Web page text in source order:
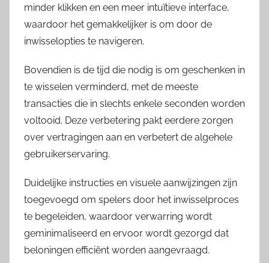
minder klikken en een meer intuïtieve interface,
waardoor het gemakkelijker is om door de
inwisselopties te navigeren.
Bovendien is de tijd die nodig is om geschenken in
te wisselen verminderd, met de meeste
transacties die in slechts enkele seconden worden
voltooid. Deze verbetering pakt eerdere zorgen
over vertragingen aan en verbetert de algehele
gebruikerservaring.
Duidelijke instructies en visuele aanwijzingen zijn
toegevoegd om spelers door het inwisselproces
te begeleiden, waardoor verwarring wordt
geminimaliseerd en ervoor wordt gezorgd dat
beloningen efficiënt worden aangevraagd.